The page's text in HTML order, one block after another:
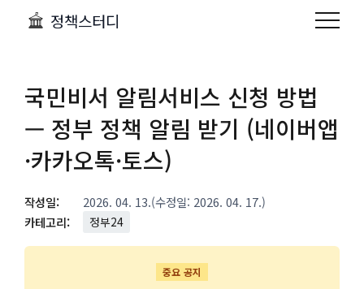
정책스터디
국민비서 알림서비스 신청 방법
— 정부 정책 알림 받기 (네이버앱
·카카오톡·토스)
작성일: 2026. 04. 13.(수정일: 2026. 04. 17.)
카테고리:
정부24
중요 공지